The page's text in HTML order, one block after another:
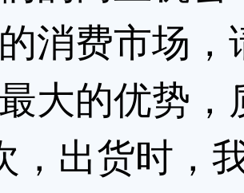
消费市场
大的优势
，出货时，